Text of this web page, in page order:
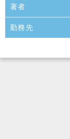
著者
勤務先